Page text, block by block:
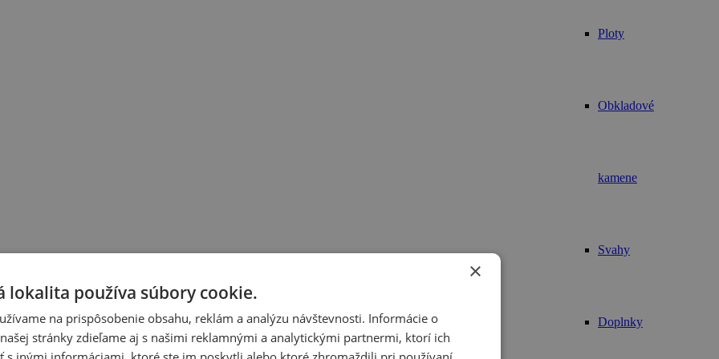
Ploty
Obkladové
kamene
Svahy
Doplnky
×
lokalita používa súbory cookie.
na prispôsobenie obsahu, reklám a analýzu návštevnosti. Informácie o
stránky zdieľame aj s našimi reklamnými a analytickými partnermi, ktorí ich